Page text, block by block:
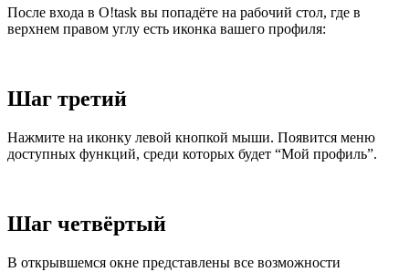
После входа в O!task вы попадёте на рабочий стол, где в
верхнем правом углу есть иконка вашего профиля:
Шаг третий
Нажмите на иконку левой кнопкой мыши. Появится меню
доступных функций, среди которых будет “Мой профиль”.
Шаг четвёртый
В открывшемся окне представлены все возможности